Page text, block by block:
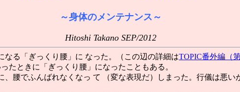
～身体のメンテナンス～
Hitoshi Takano SEP/2012
る「ぎっくり腰」に なった。（この辺の詳細はTOPIC番外編（第
たときに「ぎっくり腰」になったこともある。
腰でふんばれなくなっ て （変な表現だ）しまった。行儀は悪